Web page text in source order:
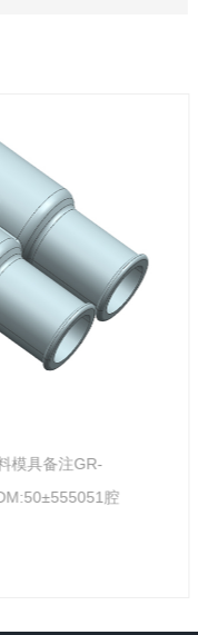
模具备注GR-
腔